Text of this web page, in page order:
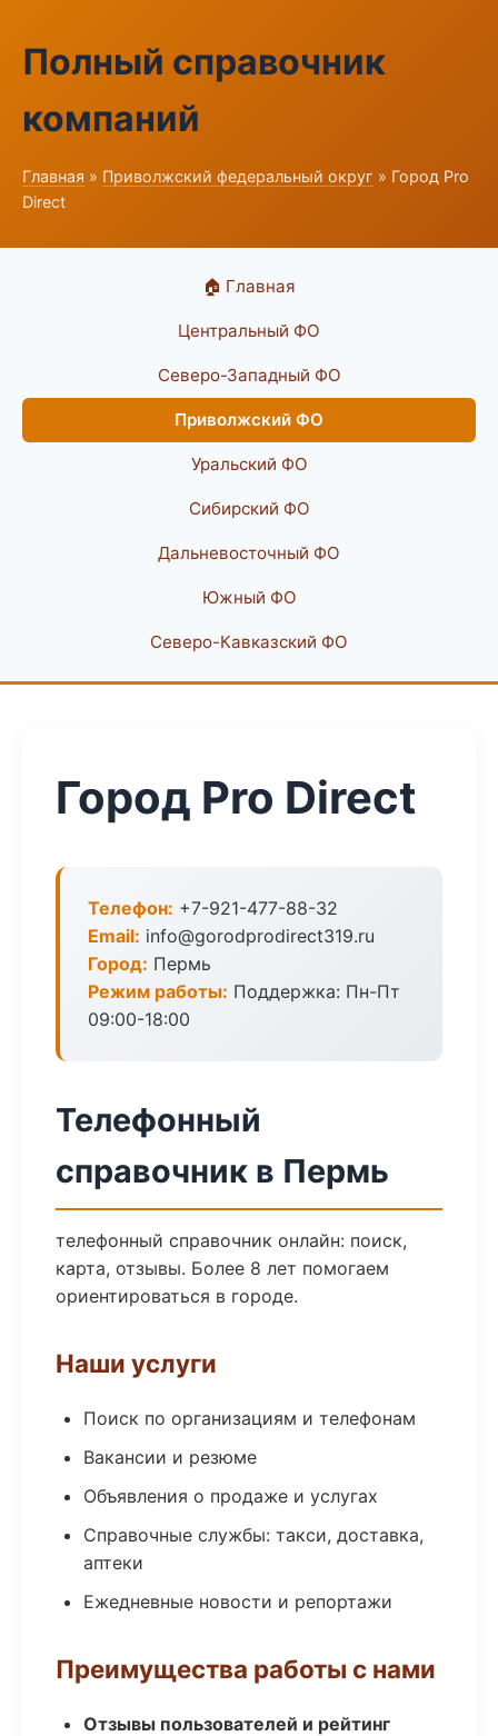
Полный справочник
компаний
Главная » Приволжский федеральный округ » Город Pro
Direct
🏠 Главная
Центральный ФО
Северо-Западный ФО
Приволжский ФО
Уральский ФО
Сибирский ФО
Дальневосточный ФО
Южный ФО
Северо-Кавказский ФО
Город Pro Direct
Телефон: +7-921-477-88-32
Email: info@gorodprodirect319.ru
Город: Пермь
Режим работы: Поддержка: Пн-Пт
09:00-18:00
Телефонный
справочник в Пермь
телефонный справочник онлайн: поиск,
карта, отзывы. Более 8 лет помогаем
ориентироваться в городе.
Наши услуги
Поиск по организациям и телефонам
Вакансии и резюме
Объявления о продаже и услугах
Справочные службы: такси, доставка,
аптеки
Ежедневные новости и репортажи
Преимущества работы с нами
Отзывы пользователей и рейтинг